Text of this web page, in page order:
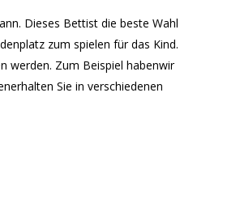
Dieses Bettist die beste Wahl
zum spielen für das Kind.
werden. Zum Beispiel habenwir
Sie in verschiedenen